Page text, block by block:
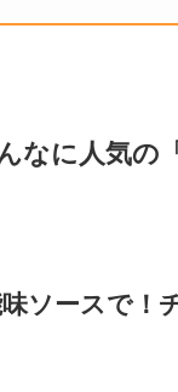
に人気の
ソースで